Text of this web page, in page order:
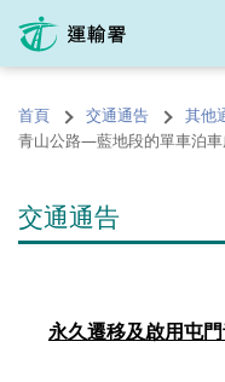
內
的
開
首頁 交通通告 其他
青山公路—藍地段的單車泊車
交通通告
永久遷移及啟用屯